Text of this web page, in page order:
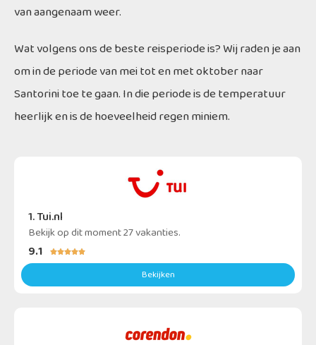
van aangenaam weer.
Wat volgens ons de beste reisperiode is? Wij raden je aan
om in de periode van mei tot en met oktober naar
Santorini toe te gaan. In die periode is de temperatuur
heerlijk en is de hoeveelheid regen miniem.
1. Tui.nl
Bekijk op dit moment 27 vakanties.
9.1 
Bekijken